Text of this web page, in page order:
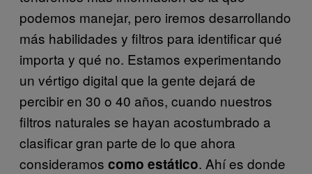
podemos manejar, pero iremos desarrollando
más habilidades y filtros para identificar qué
importa y qué no. Estamos experimentando
un vértigo digital que la gente dejará de
percibir en 30 o 40 años, cuando nuestros
filtros naturales se hayan acostumbrado a
clasificar gran parte de lo que ahora
consideramos como estático. Ahí es donde